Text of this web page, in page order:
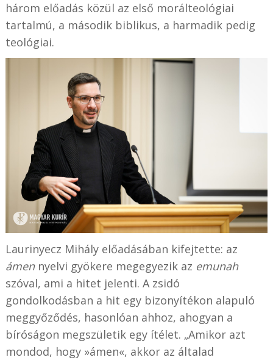
három előadás közül az első morálteológiai
tartalmú, a második biblikus, a harmadik pedig
teológiai.
Laurinyecz Mihály előadásában kifejtette: az
ámennyelvi gyökere megegyezik az emunah
szóval, ami a hitet jelenti. A zsidó
gondolkodásban a hit egy bizonyítékon alapuló
meggyőződés, hasonlóan ahhoz, ahogyan a
bíróságon megszületik egy ítélet. „Amikor azt
mondod, hogy »ámen«, akkor az általad